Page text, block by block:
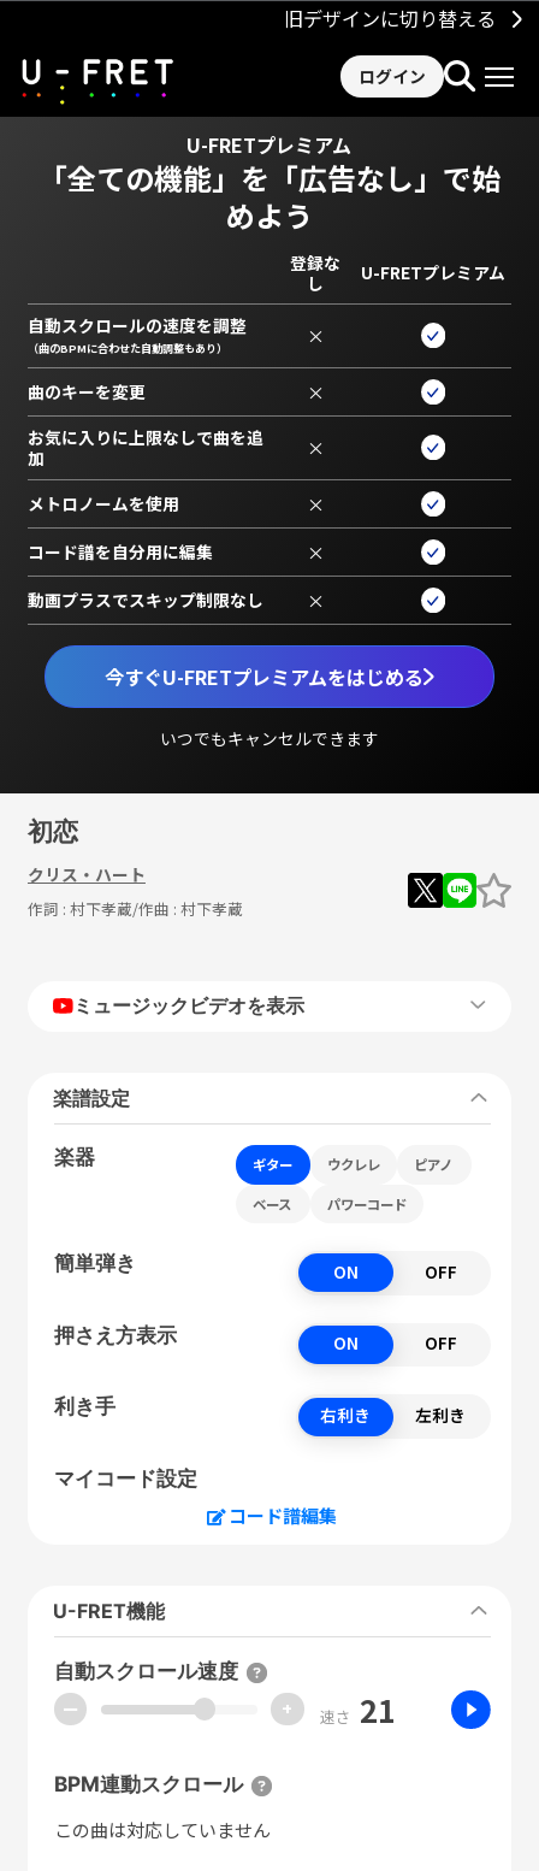
旧デザインに切り替える
ログイン
U-FRETプレミアム
「全ての機能」を 「広告なし」で始
めよう
今すぐU-FRETプレミアムをはじめる
いつでもキャンセルできます
登録な
し
U-FRETプレミアム
自動スクロールの速度を調整
（曲のBPMに合わせた自動調整もあり） ×
曲のキーを変更 ×
お気に入りに上限なしで曲を追
加
×
メトロノームを使用 ×
コード譜を自分用に編集 ×
動画プラスでスキップ制限なし ×
初恋
クリス・ハート
作詞 : 村下孝蔵/作曲 : 村下孝蔵
ミュージックビデオを表示
楽譜設定
楽器 ギター ウクレレ ピアノ
ベース パワーコード
簡単弾き ON OFF
押さえ方表示 ON OFF
利き手 右利き 左利き
マイコード設定
コード譜編集
U-FRET機能
自動スクロール速度
ー + 速さ 21
BPM連動スクロール
この曲は対応していません